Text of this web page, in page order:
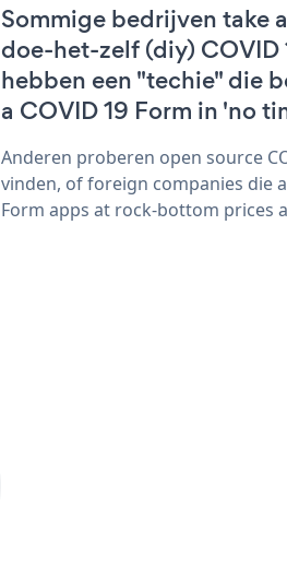
Sommige bedrijven take
doe-het-zelf (diy) COVID
hebben een "techie" die
a COVID 19 Form in 'no
Anderen proberen open source
vinden, of foreign companies die
Form apps at rock-bottom prices